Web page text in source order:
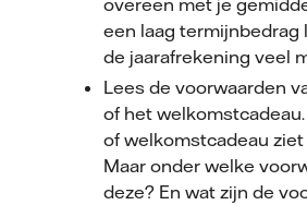
een laag termijnbedrag
de jaarafrekening veel
Lees de voorwaarden
of het
of welkomstcadeau
Maar onder welke
deze? En wat zijn de